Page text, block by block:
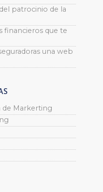
patrocinio de la
financieros que te
una web
de Markerting